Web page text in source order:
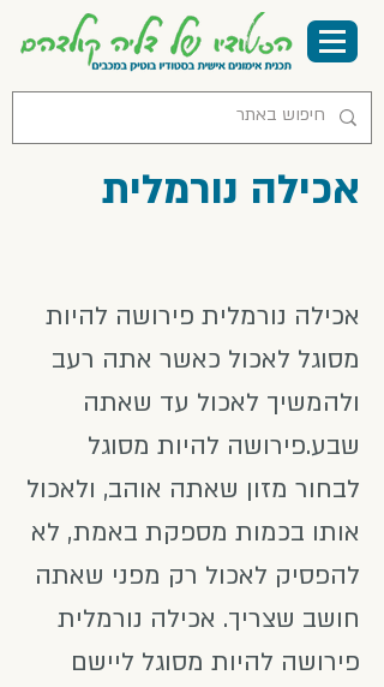
אכילה נורמלית
אכילה נורמלית פירושה להיות
מסוגל לאכול כאשר אתה רעב
ולהמשיך לאכול עד שאתה
שבע.פירושה להיות מסוגל
לבחור מזון שאתה אוהב, ולאכול
אותו בכמות מספקת באמת, לא
להפסיק לאכול רק מפני שאתה
חושב שצריך. אכילה נורמלית
פירושה להיות מסוגל ליישם